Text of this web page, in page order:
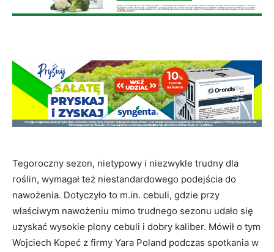
Tegoroczny sezon, nietypowy i niezwykle trudny dla
roślin, wymagał też niestandardowego podejścia do
nawożenia. Dotyczyło to m.in. cebuli, gdzie przy
właściwym nawożeniu mimo trudnego sezonu udało się
uzyskać wysokie plony cebuli i dobry kaliber. Mówił o tym
Wojciech Kopeć z firmy Yara Poland podczas spotkania w